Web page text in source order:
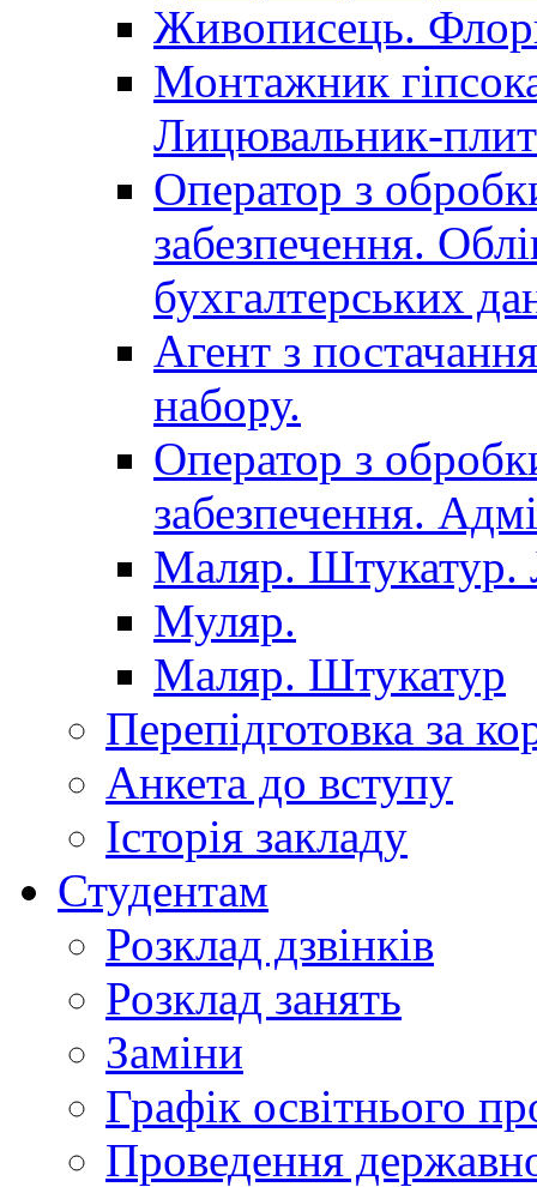
Живописець.
Монтажник
Лицювальник-
Оператор з
забезпечення.
бухгалтерських
Агент з
набору.
Оператор з
забезпечення.
Маляр. Штукатур.
Муляр.
Маляр. Штукатур
Перепідготовка за
Анкета до вступу
Історія закладу
Студентам
Розклад дзвінків
Розклад занять
Заміни
Графік освітнього
Проведення